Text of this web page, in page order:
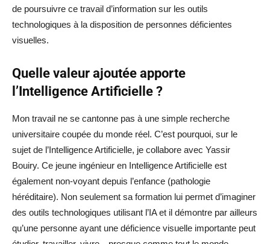
de poursuivre ce travail d’information sur les outils
technologiques à la disposition de personnes déficientes
visuelles.
Quelle valeur ajoutée apporte
l’Intelligence Artificielle ?
Mon travail ne se cantonne pas à une simple recherche
universitaire coupée du monde réel. C’est pourquoi, sur le
sujet de l’Intelligence Artificielle, je collabore avec Yassir
Bouiry. Ce jeune ingénieur en Intelligence Artificielle est
également non-voyant depuis l’enfance (pathologie
héréditaire). Non seulement sa formation lui permet d’imaginer
des outils technologiques utilisant l’IA et il démontre par ailleurs
qu’une personne ayant une déficience visuelle importante peut